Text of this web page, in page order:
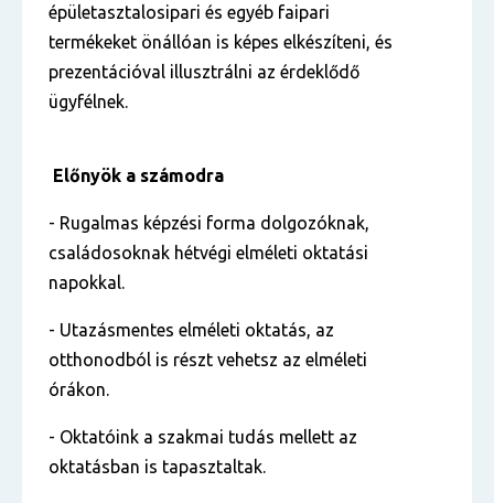
épületasztalosipari és egyéb faipari
termékeket önállóan is képes elkészíteni, és
prezentációval illusztrálni az érdeklődő
ügyfélnek.
Előnyök a számodra
- Rugalmas képzési forma dolgozóknak,
családosoknak hétvégi elméleti oktatási
napokkal.
- Utazásmentes elméleti oktatás, az
otthonodból is részt vehetsz az elméleti
órákon.
- Oktatóink a szakmai tudás mellett az
oktatásban is tapasztaltak.